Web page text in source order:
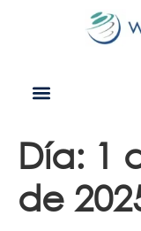
Día: 1
de